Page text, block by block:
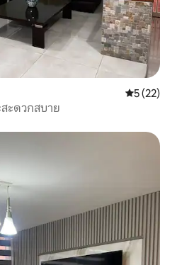
คะแนนเฉลี่
5 (22)
ะดวกสบาย